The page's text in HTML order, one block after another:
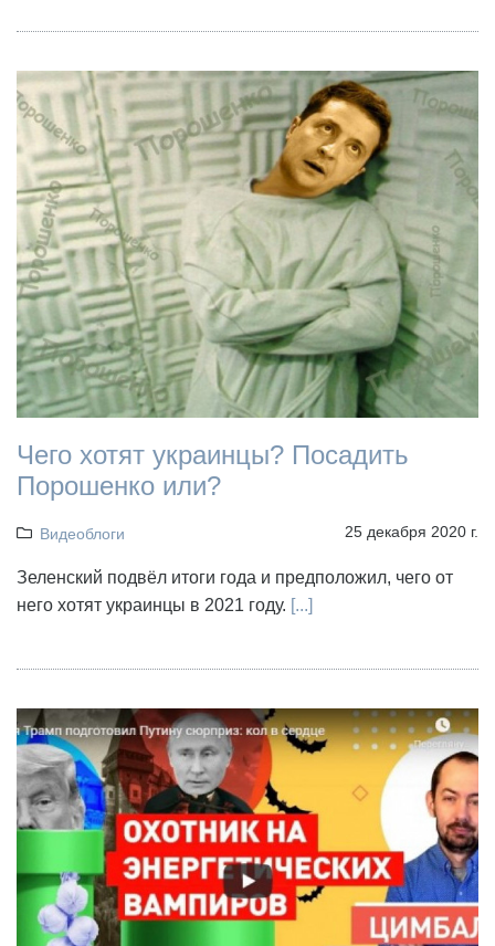
Чего хотят украинцы? Посадить
Порошенко или?
Видеоблоги 25 декабря 2020 г.
Зеленский подвёл итоги года и предположил, чего от
него хотят украинцы в 2021 году. [...]